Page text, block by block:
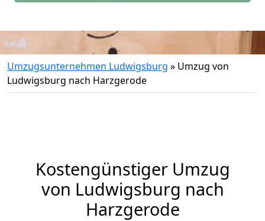
Umzugsunternehmen Ludwigsburg » Umzug von
Ludwigsburg nach Harzgerode
Kostengünstiger Umzug
von Ludwigsburg nach
Harzgerode